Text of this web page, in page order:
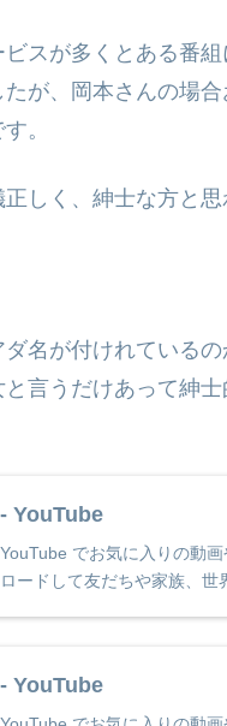
スが多くとある番
が、岡本さんの場
。
しく、紳士な方と思
名が付けれている
言うだけあって紳
- YouTube
YouTube でお気に入りの動
ロードして友だちや家族、世
- YouTube